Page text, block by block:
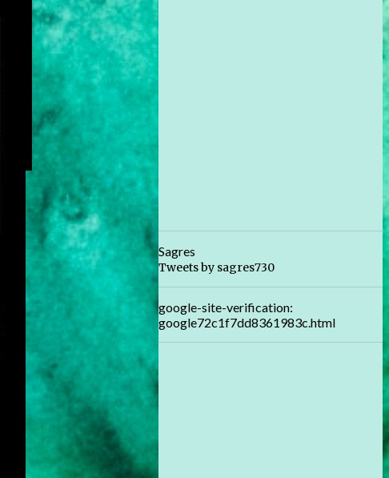
Sagres
Tweets by sagres730
google-site-verification:
google72c1f7dd8361983c.html